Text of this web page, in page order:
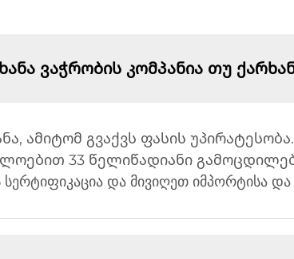
ვაჭრობის კომპანია თუ
ამიტომ გვაქვს ფასის
33 წელიწადიანი
სერტიფიკაცია და მივიღეთ იმპორტისა